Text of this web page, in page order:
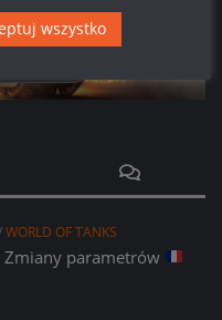
42
WORLD OF TANKS
Zmiany parametrów
wszystko